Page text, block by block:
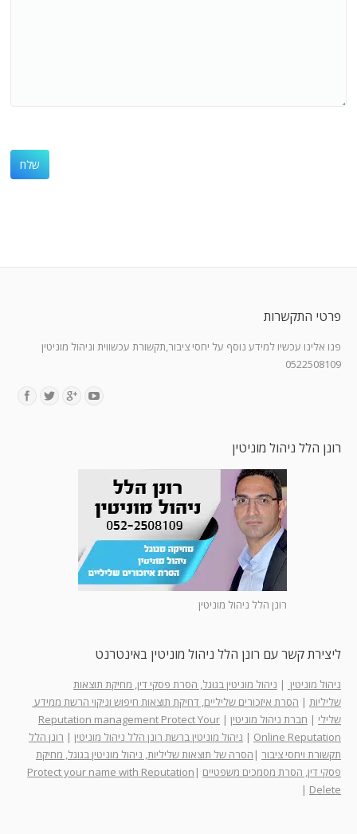
פרטי התקשרות
פנו אלינו עכשיו למידע נוסף על יחסי ציבור,תקשורת עכשווית וניהול מוניטין
0522508109
רונן הלל ניהול מוניטין
רונן הלל ניהול מוניטין
ליצירת קשר עם רונן הלל ניהול מוניטין באינטרנט
ניהול מוניטין | ניהול מוניטין בגוגל, הסרת פסקי דין, מחיקת תוצאות
שליליות | הסרת איזכורים שליליים, דחיקת תוצאות חיפוש וניקוי הרשת ממידע
שלילי | חברת ניהול מוניטין |
Reputation management Protect Your
Online Reputation
| ניהול מוניטין ברשת רונן הלל ניהול מוניטין | רונן הלל
תקשורת ויחסי ציבור | הסרה של תוצאות שליליות, ניהול מוניטין בגוגל, מחיקת
פסקי דין, הסרת מסמכים משפטיים |
Protect your name with Reputation
Delete
|